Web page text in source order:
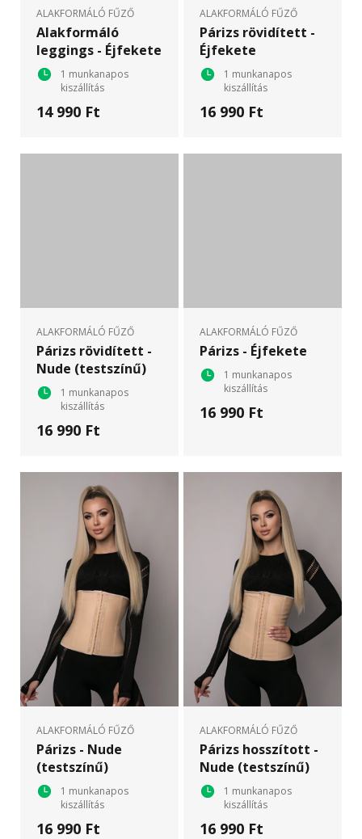
ALAKFORMÁLÓ FŰZŐ
Alakformáló
leggings - Éjfekete
1 munkanapos
kiszállítás
14 990 Ft
ALAKFORMÁLÓ FŰZŐ
Párizs rövidített -
Éjfekete
1 munkanapos
kiszállítás
16 990 Ft
ALAKFORMÁLÓ FŰZŐ
Párizs rövidített -
Nude (testszínű)
1 munkanapos
kiszállítás
16 990 Ft
ALAKFORMÁLÓ FŰZŐ
Párizs - Éjfekete
1 munkanapos
kiszállítás
16 990 Ft
ALAKFORMÁLÓ FŰZŐ
Párizs - Nude
(testszínű)
1 munkanapos
kiszállítás
16 990 Ft
ALAKFORMÁLÓ FŰZŐ
Párizs hosszított -
Nude (testszínű)
1 munkanapos
kiszállítás
16 990 Ft